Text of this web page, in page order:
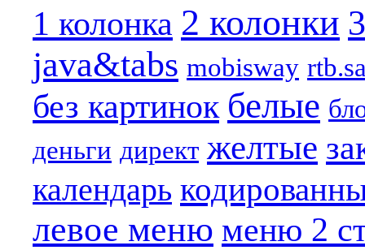
1 колонка 2 колонки
java&tabs mobisway
без картинок белые
деньги директ желтые
календарь
левое меню меню 2